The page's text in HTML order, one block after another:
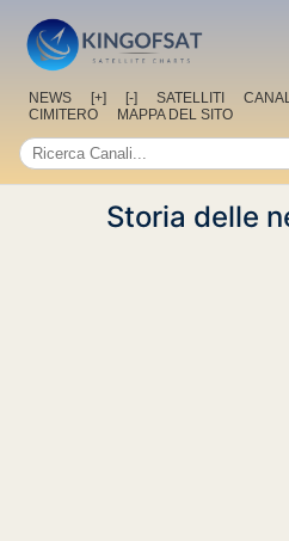
NEWS [+] [-] SATELLITI
CIMITERO
MAPPA DEL SITO
Storia delle